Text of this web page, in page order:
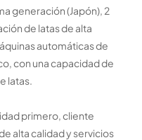
generación (Japón), 2
de latas de alta
automáticas de
con una capacidad de
latas.
primero, cliente
alta calidad y servicios